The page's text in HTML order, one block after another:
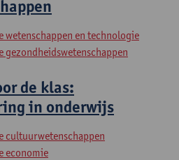
wetenschappen en technologie
gezondheidswetenschappen
de klas:
in onderwijs
cultuurwetenschappen
economie